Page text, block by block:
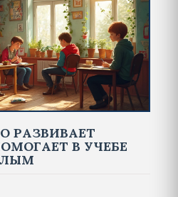
РАЗВИВАЕТ
В УЧЕБЕ